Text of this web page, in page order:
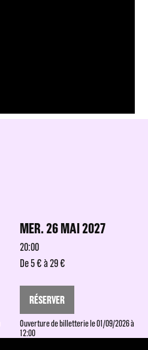
MER. 26 MAI 2027
20:00
De 5 € à 29 €
RÉSERVER
Ouverture de billetterie le 01/09/2026 à
12:00